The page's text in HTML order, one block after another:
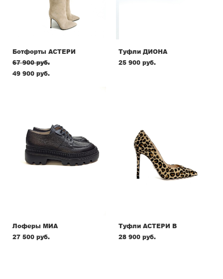
Ботфорты АСТЕРИ
67 900 pуб.
49 900 pуб.
Туфли ДИОНА
25 900 pуб.
Лоферы МИА
27 500 pуб.
Туфли АСТЕРИ В
28 900 pуб.